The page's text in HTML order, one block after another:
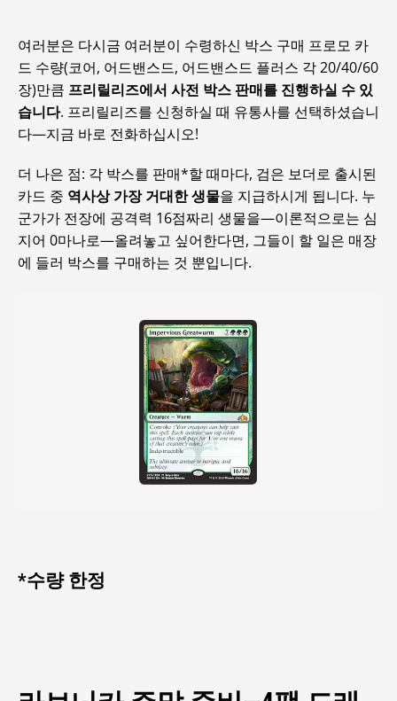
여러분은 다시금 여러분이 수령하신 박스 구매 프로모 카
드 수량(코어, 어드밴스드, 어드밴스드 플러스 각 20/40/60
장)만큼 프리릴리즈에서 사전 박스 판매를 진행하실 수 있
습니다. 프리릴리즈를 신청하실 때 유통사를 선택하셨습니
다—지금 바로 전화하십시오!
더 나은 점: 각 박스를 판매*할 때마다, 검은 보더로 출시된
카드 중 역사상 가장 거대한 생물을 지급하시게 됩니다. 누
군가가 전장에 공격력 16점짜리 생물을—이론적으로는 심
지어 0마나로—올려놓고 싶어한다면, 그들이 할 일은 매장
에 들러 박스를 구매하는 것 뿐입니다.
*수량 한정